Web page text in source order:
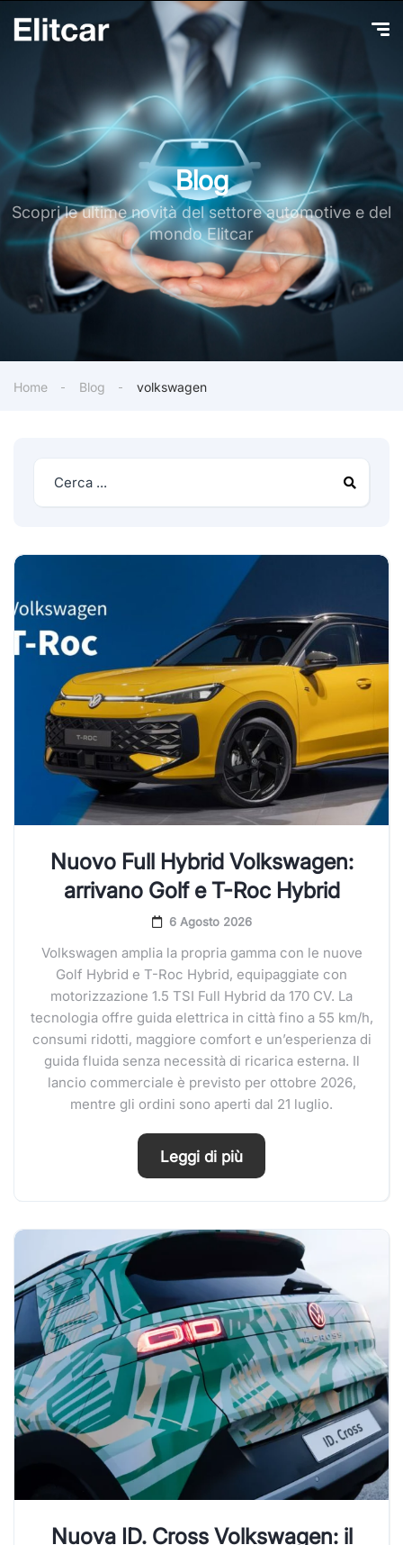
Blog
Scopri le ultime novità del settore automotive e del
mondo Elitcar
Home Blog volkswagen
Nuovo Full Hybrid Volkswagen:
arrivano Golf e T-Roc Hybrid
6 Agosto 2026
Volkswagen amplia la propria gamma con le nuove
Golf Hybrid e T-Roc Hybrid, equipaggiate con
motorizzazione 1.5 TSI Full Hybrid da 170 CV. La
tecnologia offre guida elettrica in città fino a 55 km/h,
consumi ridotti, maggiore comfort e un’esperienza di
guida fluida senza necessità di ricarica esterna. Il
lancio commerciale è previsto per ottobre 2026,
mentre gli ordini sono aperti dal 21 luglio.
Leggi di più
Nuova ID. Cross Volkswagen: il